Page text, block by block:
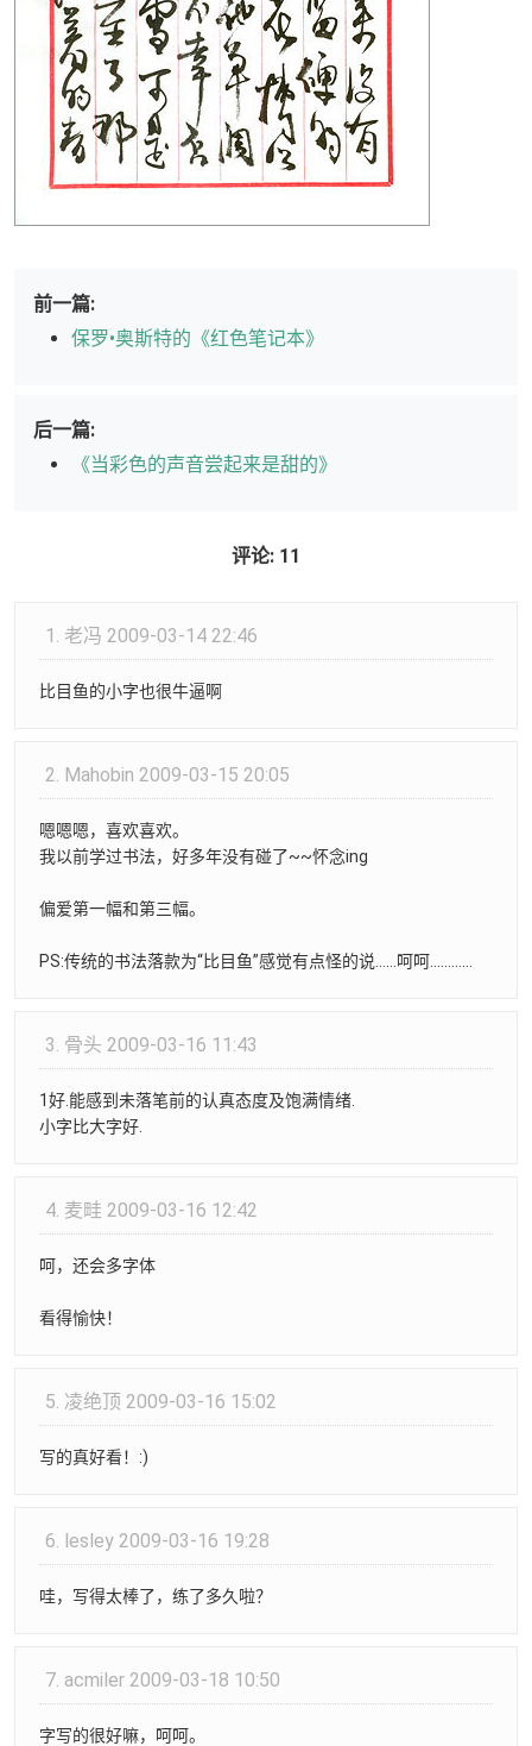
前一篇:
保罗•奥斯特的《红色笔记本》
后一篇:
《当彩色的声音尝起来是甜的》
评论: 11
1. 老冯 2009-03-14 22:46
比目鱼的小字也很牛逼啊
2. Mahobin 2009-03-15 20:05
嗯嗯嗯，喜欢喜欢。
我以前学过书法，好多年没有碰了~~怀念ing
偏爱第一幅和第三幅。
PS:传统的书法落款为“比目鱼”感觉有点怪的说……呵呵…………
3. 骨头 2009-03-16 11:43
1好.能感到未落笔前的认真态度及饱满情绪.
小字比大字好.
4. 麦畦 2009-03-16 12:42
呵，还会多字体
看得愉快！
5. 凌绝顶 2009-03-16 15:02
写的真好看！:)
6. lesley 2009-03-16 19:28
哇，写得太棒了，练了多久啦？
7. acmiler 2009-03-18 10:50
字写的很好嘛，呵呵。